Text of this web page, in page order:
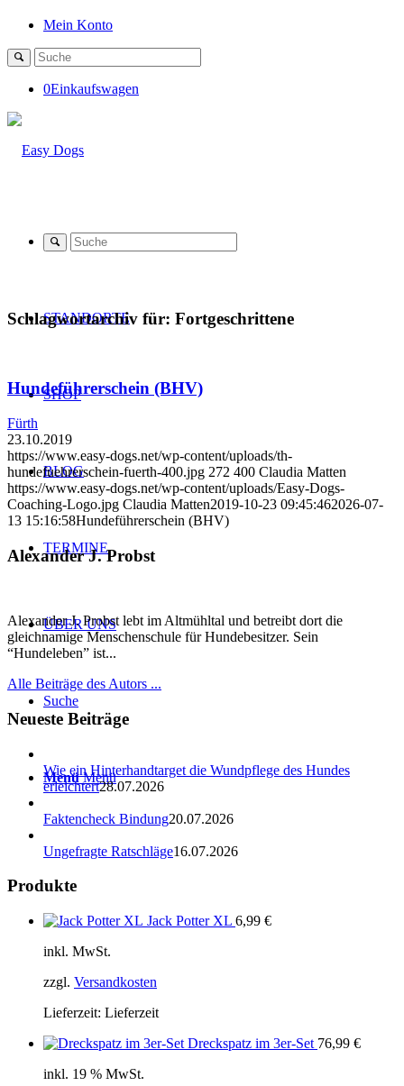
Mein Konto
0Einkaufswagen
STANDORTE
SHOP
BLOG
TERMINE
ÜBER UNS
Suche
Menü Menü
Schlagwortarchiv für: Fortgeschrittene
Hundeführerschein (BHV)
Fürth
23.10.2019
https://www.easy-dogs.net/wp-content/uploads/th-
hundefuehrerschein-fuerth-400.jpg 272 400 Claudia Matten
https://www.easy-dogs.net/wp-content/uploads/Easy-Dogs-
Coaching-Logo.jpg Claudia Matten2019-10-23 09:45:462026-07-
13 15:16:58Hundeführerschein (BHV)
Alexander J. Probst
Alexander J. Probst lebt im Altmühltal und betreibt dort die
gleichnamige Menschenschule für Hundebesitzer. Sein
“Hundeleben” ist...
Alle Beiträge des Autors ...
Neueste Beiträge
Wie ein Hinterhandtarget die Wundpflege des Hundes
erleichtert28.07.2026
Faktencheck Bindung20.07.2026
Ungefragte Ratschläge16.07.2026
Produkte
Jack Potter XL 6,99 €
inkl. MwSt.
zzgl. Versandkosten
Lieferzeit: Lieferzeit
Dreckspatz im 3er-Set 76,99 €
inkl. 19 % MwSt.